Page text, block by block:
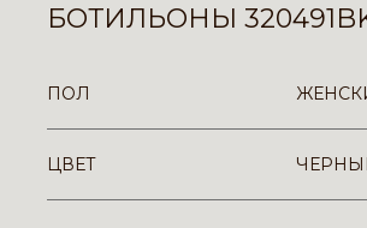
БОТИЛЬОНЫ
ПОЛ
ЦВЕТ